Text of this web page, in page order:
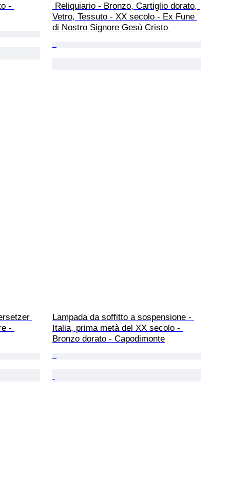
-
Vetro, Tessuto - XX secolo - Ex Fune
di Nostro Signore Gesù Cristo
-
Lampada da soffitto a sospensione -
Italia, prima metà del XX secolo -
Bronzo dorato - Capodimonte